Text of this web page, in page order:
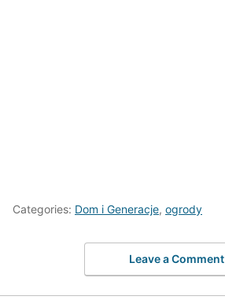
Categories: Dom i Generacje, ogrody
Leave a Comment